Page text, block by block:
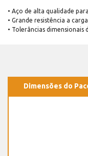
• Aço de alta qualidade
• Grande resistência a
• Tolerâncias dimensionais
Dimensões do